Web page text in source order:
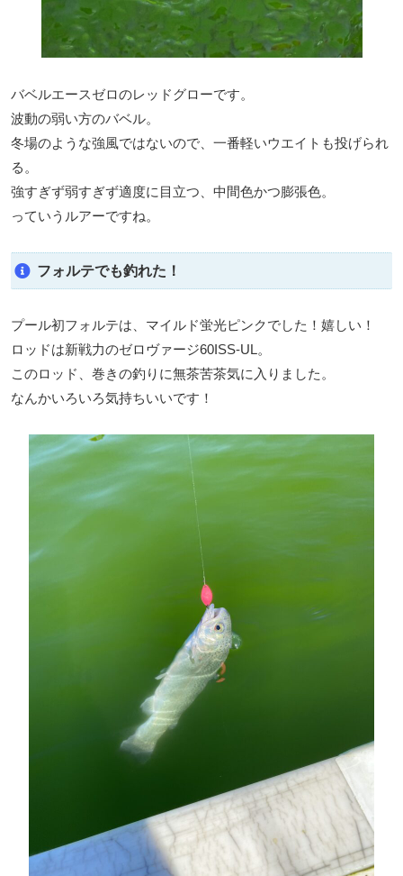
バベルエースゼロのレッドグローです。
波動の弱い方のバベル。
冬場のような強風ではないので、一番軽いウエイトも投げられ
る。
強すぎず弱すぎず適度に目立つ、中間色かつ膨張色。
っていうルアーですね。
フォルテでも釣れた！
プール初フォルテは、マイルド蛍光ピンクでした！嬉しい！
ロッドは新戦力のゼロヴァージ60ISS-UL。
このロッド、巻きの釣りに無茶苦茶気に入りました。
なんかいろいろ気持ちいいです！